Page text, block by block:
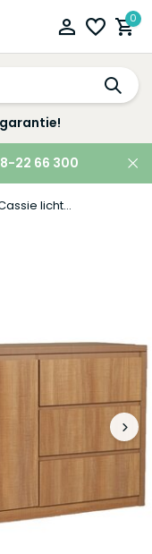
0
22 66 300
licht...